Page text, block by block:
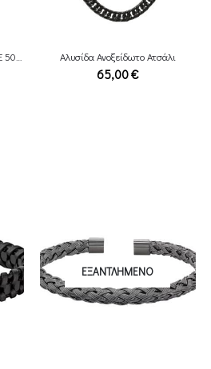
Αλυσίδα Ανοξείδωτο Ατσάλι
65,00€
ΕΞΑΝΤΛΗΜΈΝΟ